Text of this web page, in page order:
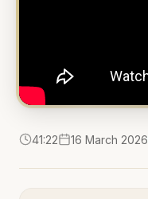
41:22 16 March 2026